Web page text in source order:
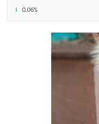
0.06%